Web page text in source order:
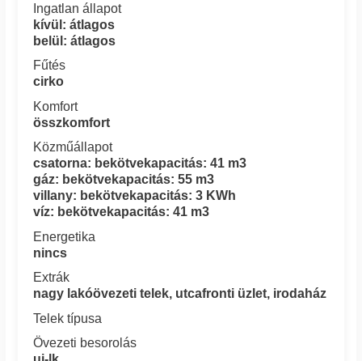
Ingatlan állapot
kívül: átlagos
belül: átlagos
Fűtés
cirko
Komfort
összkomfort
Közműállapot
csatorna: bekötvekapacitás: 41 m3
gáz: bekötvekapacitás: 55 m3
villany: bekötvekapacitás: 3 KWh
víz: bekötvekapacitás: 41 m3
Energetika
nincs
Extrák
nagy lakóövezeti telek, utcafronti üzlet, irodaház
Telek típusa
Övezeti besorolás